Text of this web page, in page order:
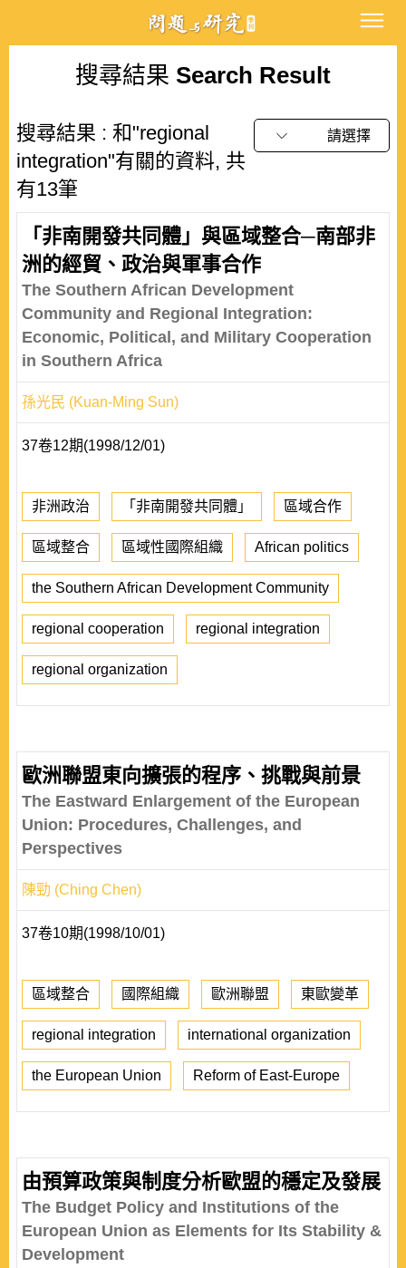
搜尋結果 Search Result
搜尋結果 : 和"regional
integration"有關的資料, 共
有13筆
請選擇
「非南開發共同體」與區域整合─南部非
洲的經貿、政治與軍事合作
The Southern African Development
Community and Regional Integration:
Economic, Political, and Military Cooperation
in Southern Africa
孫光民 (Kuan-Ming Sun)
37卷12期(1998/12/01)
非洲政治 「非南開發共同體」 區域合作
區域整合 區域性國際組織 African politics
the Southern African Development Community
regional cooperation regional integration
regional organization
歐洲聯盟東向擴張的程序、挑戰與前景
The Eastward Enlargement of the European
Union: Procedures, Challenges, and
Perspectives
陳勁 (Ching Chen)
37卷10期(1998/10/01)
區域整合 國際組織 歐洲聯盟 東歐變革
regional integration international organization
the European Union Reform of East-Europe
由預算政策與制度分析歐盟的穩定及發展
The Budget Policy and Institutions of the
European Union as Elements for Its Stability &
Development